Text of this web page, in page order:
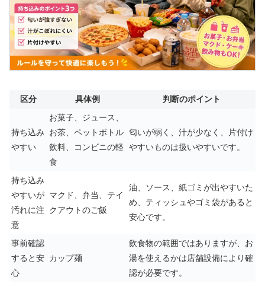
区分 具体例 判断のポイント
持ち込み
やすい
お菓子、ジュース、
お茶、ペットボトル
飲料、コンビニの軽
食
匂いが弱く、汁が少なく、片付け
やすいものは扱いやすいです。
持ち込み
やすいが
汚れに注
意
マクド、弁当、テイ
クアウトのご飯
油、ソース、紙ゴミが出やすいた
め、ティッシュやゴミ袋があると
安心です。
事前確認
すると安
心
カップ麺
飲食物の範囲ではありますが、お
湯を使えるかは店舗設備により確
認が必要です。